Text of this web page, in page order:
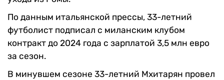
По данным итальянской прессы, 33-летний
футболист подписал с миланским клубом
контракт до 2024 года с зарплатой 3,5 млн евро
за сезон.
В минувшем сезоне 33-летний Мхитарян провел